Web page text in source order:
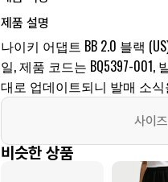
제품 설명
나이키 어댑트 BB 2.0 블랙
일, 제품 코드는 BQ5397-001,
대로 업데이트되니 발매 소
사이
비슷한 상품